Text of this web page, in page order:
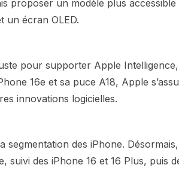
proposer un modèle plus accessible
un écran OLED.
pour supporter Apple
16e et sa puce A18, Apple
innovations logicielles.
segmentation des iPhone. Désormais,
suivi des iPhone 16 et 16 Plus, puis